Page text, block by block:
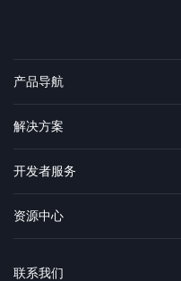
产品导航
解决方案
开发者服务
资源中心
联系我们